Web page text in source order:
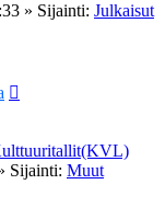
» Sijainti: Julkaisut
Sijainti: Muut